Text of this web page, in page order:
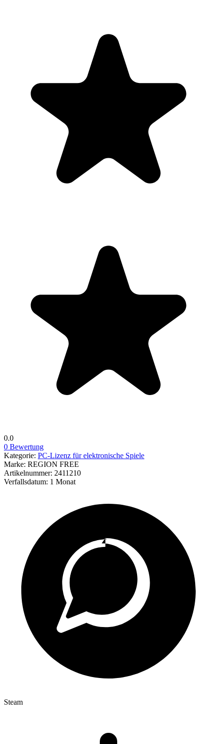
0.0
0 Bewertung
Kategorie: PC-Lizenz für elektronische Spiele
Marke: REGION FREE
Artikelnummer: 2411210
Verfallsdatum: 1 Monat
Steam